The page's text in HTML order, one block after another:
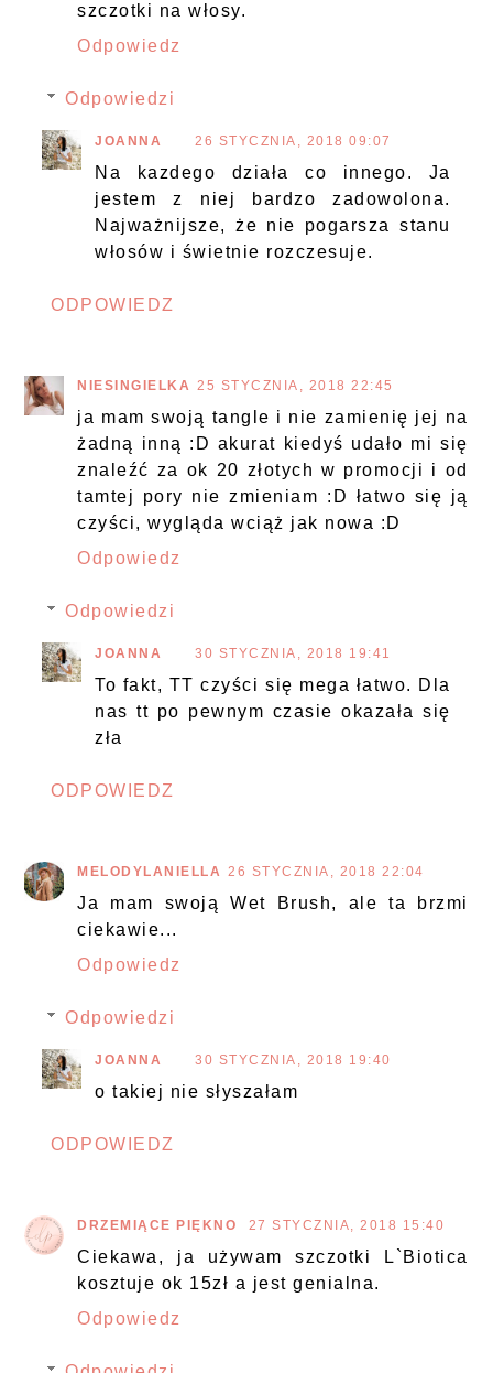
szczotki na włosy.
Odpowiedz
Odpowiedzi
JOANNA 26 STYCZNIA, 2018 09:07
Na kazdego działa co innego. Ja
jestem z niej bardzo zadowolona.
Najważnijsze, że nie pogarsza stanu
włosów i świetnie rozczesuje.
ODPOWIEDZ
NIESINGIELKA 25 STYCZNIA, 2018 22:45
ja mam swoją tangle i nie zamienię jej na
żadną inną :D akurat kiedyś udało mi się
znaleźć za ok 20 złotych w promocji i od
tamtej pory nie zmieniam :D łatwo się ją
czyści, wygląda wciąż jak nowa :D
Odpowiedz
Odpowiedzi
JOANNA 30 STYCZNIA, 2018 19:41
To fakt, TT czyści się mega łatwo. Dla
nas tt po pewnym czasie okazała się
zła
ODPOWIEDZ
MELODYLANIELLA 26 STYCZNIA, 2018 22:04
Ja mam swoją Wet Brush, ale ta brzmi
ciekawie...
Odpowiedz
Odpowiedzi
JOANNA 30 STYCZNIA, 2018 19:40
o takiej nie słyszałam
ODPOWIEDZ
DRZEMIĄCE PIĘKNO 27 STYCZNIA, 2018 15:40
Ciekawa, ja używam szczotki L`Biotica
kosztuje ok 15zł a jest genialna.
Odpowiedz